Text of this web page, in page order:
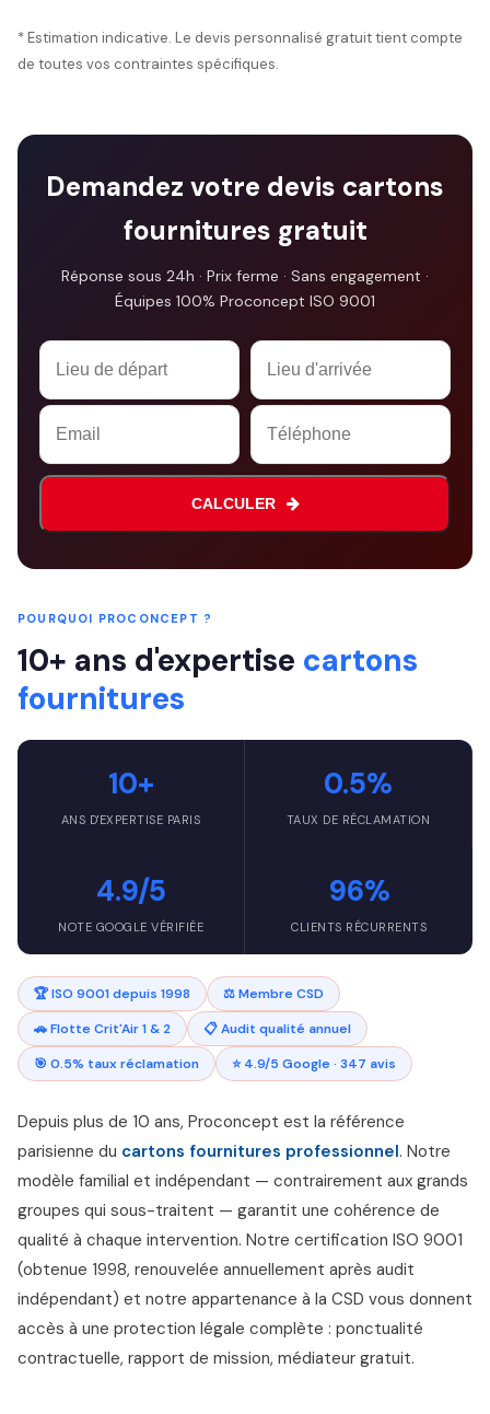
* Estimation indicative. Le devis personnalisé gratuit tient compte
de toutes vos contraintes spécifiques.
Demandez votre devis cartons
fournitures gratuit
Réponse sous 24h · Prix ferme · Sans engagement ·
Équipes 100% Proconcept ISO 9001
Website
CALCULER
POURQUOI PROCONCEPT ?
10+ ans d'expertise cartons
fournitures
10+
ANS D'EXPERTISE PARIS
0.5%
TAUX DE RÉCLAMATION
4.9/5
NOTE GOOGLE VÉRIFIÉE
96%
CLIENTS RÉCURRENTS
🏆 ISO 9001 depuis 1998
⚖️ Membre CSD
🚗 Flotte Crit'Air 1 & 2
📋 Audit qualité annuel
🎯 0.5% taux réclamation
⭐ 4.9/5 Google · 347 avis
Depuis plus de 10 ans, Proconcept est la référence
parisienne du cartons fournitures professionnel. Notre
modèle familial et indépendant — contrairement aux grands
groupes qui sous-traitent — garantit une cohérence de
qualité à chaque intervention. Notre certification ISO 9001
(obtenue 1998, renouvelée annuellement après audit
indépendant) et notre appartenance à la CSD vous donnent
accès à une protection légale complète : ponctualité
contractuelle, rapport de mission, médiateur gratuit.